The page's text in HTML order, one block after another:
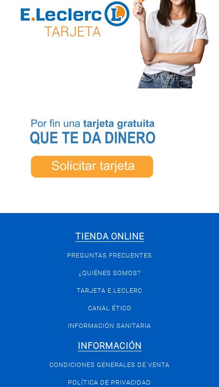
TIENDA ONLINE
PREGUNTAS FRECUENTES
¿QUIÉNES SOMOS?
TARJETA E.LECLERC
CANAL ÉTICO
INFORMACIÓN SANITARIA
INFORMACIÓN
CONDICIONES GENERALES DE VENTA
POLÍTICA DE PRIVACIDAD